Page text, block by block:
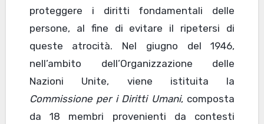
proteggere i diritti fondamentali delle
persone, al fine di evitare il ripetersi di
queste atrocità. Nel giugno del 1946,
nell’ambito dell’Organizzazione delle
Nazioni Unite, viene istituita la
Commissione per i Diritti Umani, composta
da 18 membri provenienti da contesti